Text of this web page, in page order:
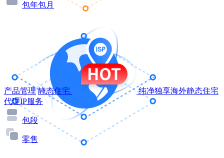
包年包月
产品管理 静态住宅
纯净独享海外静态住宅
代理IP服务
包段
零售